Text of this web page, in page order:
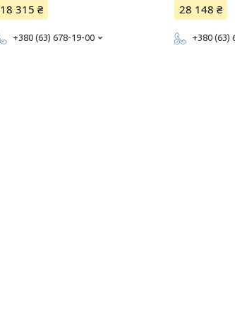
18 315 ₴
+380 (63) 678-19-00
28 148 ₴
+380 (63)